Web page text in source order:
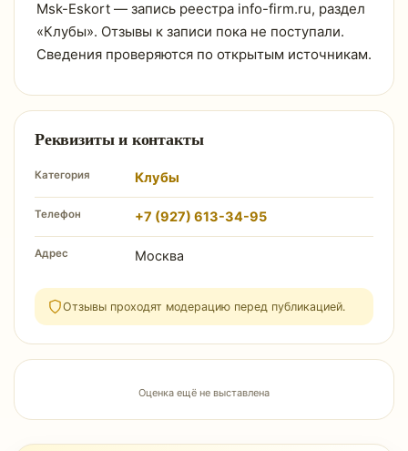
Msk-Eskort — запись реестра info-firm.ru, раздел
«Клубы». Отзывы к записи пока не поступали.
Сведения проверяются по открытым источникам.
Реквизиты и контакты
Категория Клубы
Телефон +7 (927) 613-34-95
Адрес Москва
Отзывы проходят модерацию перед публикацией.
Оценка ещё не выставлена